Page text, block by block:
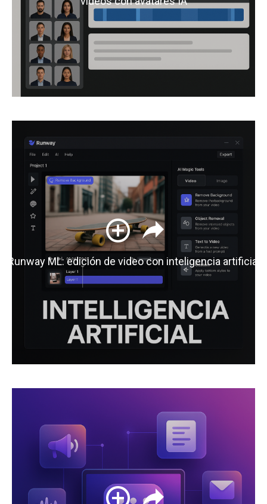
Runway ML: edición de video con inteligencia artificial